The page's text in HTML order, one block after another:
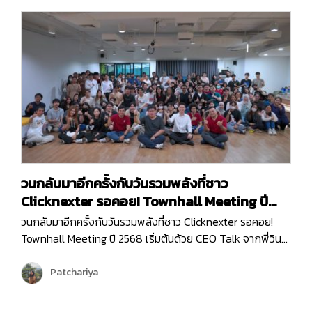
Reconnect | Recharge | Reignite…
วนกลับมาอีกครั้งกับวันรวมพลังที่ชาว
Clicknexter รอคอย! Townhall Meeting ปี
2568
วนกลับมาอีกครั้งกับวันรวมพลังที่ชาว Clicknexter รอคอย!
Townhall Meeting ปี 2568 เริ่มต้นด้วย CEO Talk จากพี่วิน
ด้วยโอกาสและความท้าทาย ปีนี้ Clicknext มุ่งเน้นการขยาย
บริการและพัฒนาผลิตภัณฑ์ให้ตอบโจทย์ลูกค้ามากยิ่งขึ้น
Patchariya